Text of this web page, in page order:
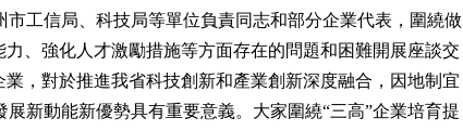
工信局、科技局等單位負責同志和部分企業代表，圍繞做
、強化人才激勵措施等方面存在的問題和困難開展座談交
，對於推進我省科技創新和產業創新深度融合，因地制宜
新動能新優勢具有重要意義。大家圍繞“三高”企業培育提